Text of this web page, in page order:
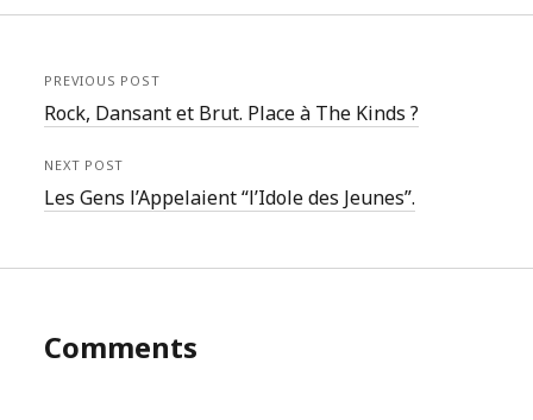
PREVIOUS POST
Rock, Dansant et Brut. Place à The Kinds ?
NEXT POST
Les Gens l’Appelaient “l’Idole des Jeunes”.
Comments